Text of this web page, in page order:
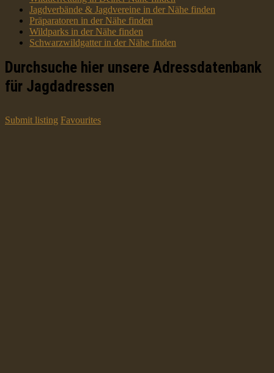
Jagdverbände & Jagdvereine in der Nähe finden
Präparatoren in der Nähe finden
Wildparks in der Nähe finden
Schwarzwildgatter in der Nähe finden
Durchsuche hier unsere Adressdatenbank
für Jagdadressen
Submit listing Favourites